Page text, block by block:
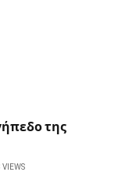
της
VIEWS